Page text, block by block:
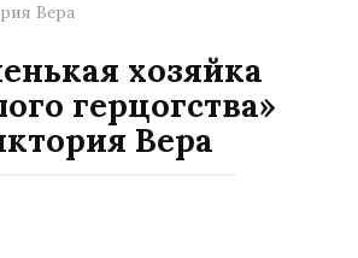
Вера
хозяйка
герцогства»
Вера